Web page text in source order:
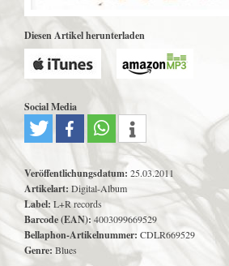
Diesen Artikel herunterladen
Social Media
Veröffentlichungsdatum: 25.03.2011
Artikelart: Digital-Album
Label: L+R records
Barcode (EAN): 4003099669529
Bellaphon-Artikelnummer: CDLR669529
Genre: Blues